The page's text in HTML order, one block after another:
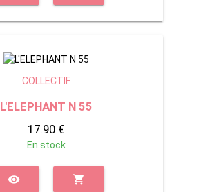
COLLECTIF
L'ELEPHANT N 55
17.90 €
En stock
visibility shopping_cart